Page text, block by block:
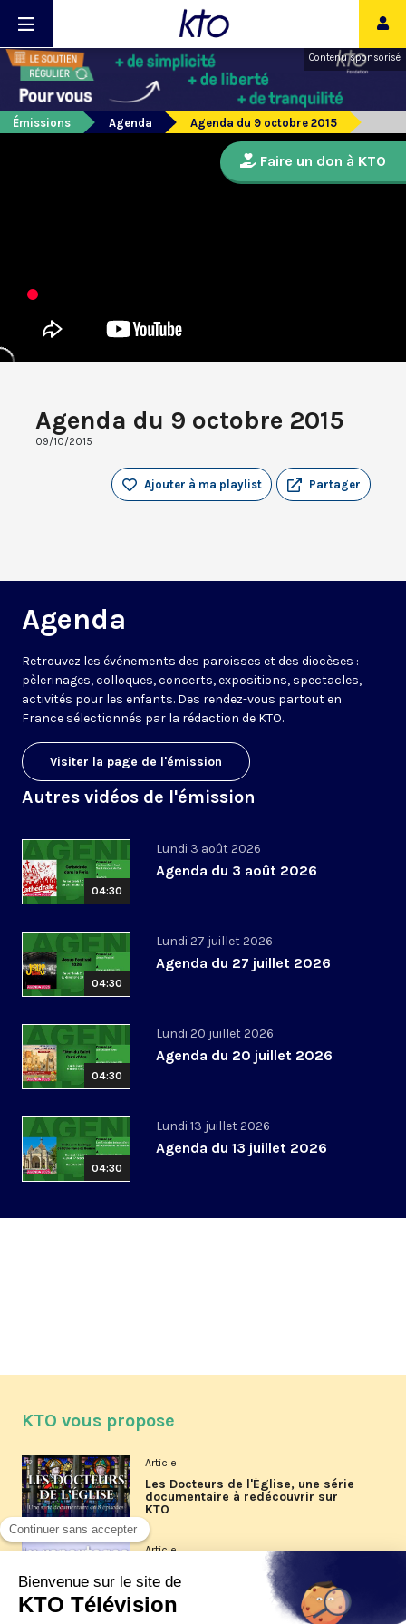
Contenu sponsorisé
Émissions Agenda Agenda du 9 octobre 2015
Agenda du 9 octobre 2015
09/10/2015
Partager
Ajouter à ma playlist
Agenda
Retrouvez les événements des paroisses et des diocèses :
pèlerinages, colloques, concerts, expositions, spectacles,
activités pour les enfants. Des rendez-vous partout en
France sélectionnés par la rédaction de KTO.
Visiter la page de l'émission
Autres vidéos de l'émission
04:30
Lundi 3 août 2026
Agenda du 3 août 2026
04:30
Lundi 27 juillet 2026
Agenda du 27 juillet 2026
04:30
Lundi 20 juillet 2026
Agenda du 20 juillet 2026
04:30
Lundi 13 juillet 2026
Agenda du 13 juillet 2026
Faire un don à KTO
KTO vous propose
Article
Les Docteurs de l'Église, une série
documentaire à redécouvrir sur
KTO
Article
Les reportages d'été 2026 de KTO